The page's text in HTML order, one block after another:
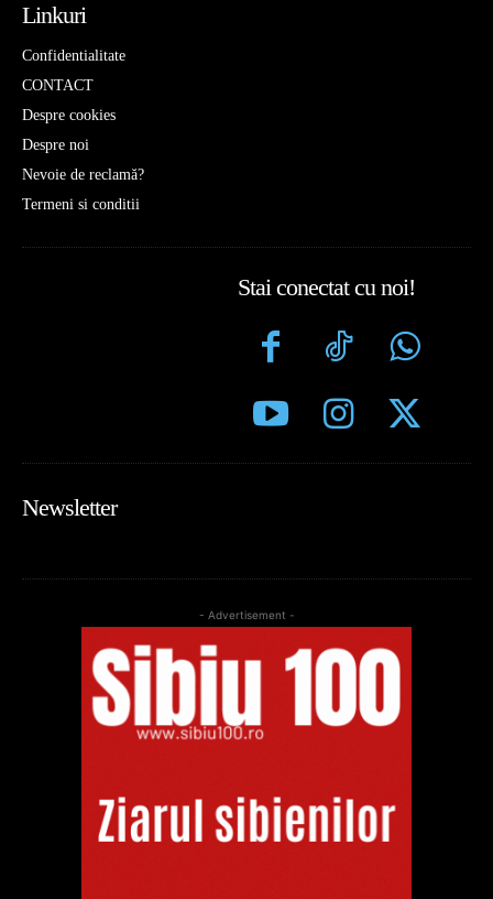
Linkuri
Confidentialitate
CONTACT
Despre cookies
Despre noi
Nevoie de reclamă?
Termeni si conditii
Stai conectat cu noi!
Newsletter
- Advertisement -